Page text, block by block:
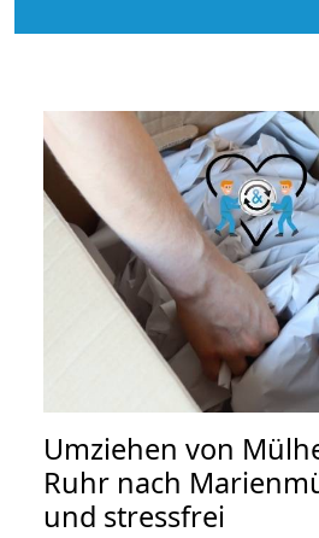
Umziehen von
Ruhr nach
und stressfrei